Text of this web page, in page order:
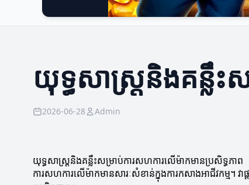
យុទ្ធសាស្ត្រនិងគន្លឹ
2026-06-28 Admin
យុទ្ធសាស្ត្រនិងគន្លឹះសម្រាប់ការសហការលើម៉ាកមានប្រសិទ្ធភាព
ការសហការលើម៉ាកមានសារៈសំខាន់ក្នុងការកសាងអាជីវកម្ម។